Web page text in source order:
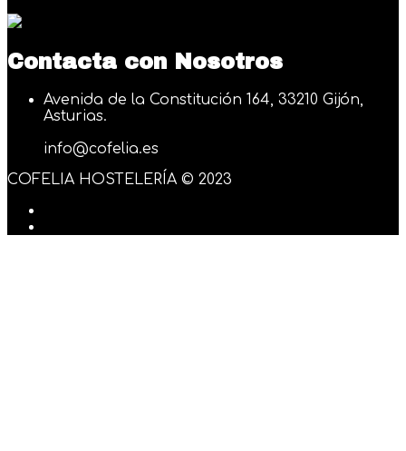
Contacta con Nosotros
Avenida de la Constitución 164, 33210 Gijón,
Asturias.
info@cofelia.es
COFELIA HOSTELERÍA © 2023